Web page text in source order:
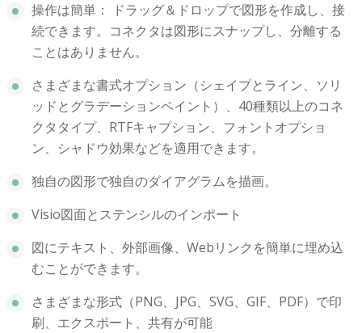
操作は簡単： ドラッグ＆ドロップで図形を作成し、接
続できます。コネクタは図形にスナップし、分離する
ことはありません。
さまざまな書式オプション（シェイプとライン、ソリ
ッドとグラデーションペイント）、40種類以上のコネ
クタタイプ、RTFキャプション、フォントオプショ
ン、シャドウ効果などを適用できます。
独自の図形で独自のダイアグラムを描画。
Visio図面とステンシルのインポート
図にテキスト、外部画像、Webリンクを簡単に埋め込
むことができます。
さまざまな形式（PNG、JPG、SVG、GIF、PDF）で印
刷、エクスポート、共有が可能